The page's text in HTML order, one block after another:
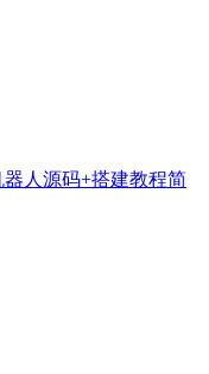
人源码+搭建教程简